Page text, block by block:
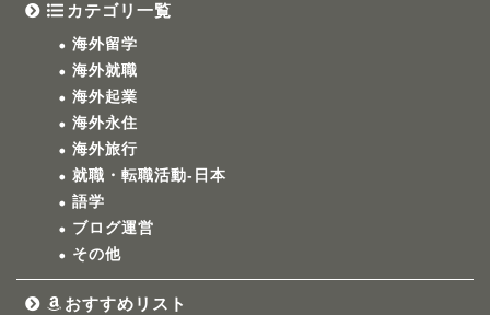
カテゴリ一覧
海外留学
海外就職
海外起業
海外永住
海外旅行
就職・転職活動-日本
語学
ブログ運営
その他
おすすめリスト